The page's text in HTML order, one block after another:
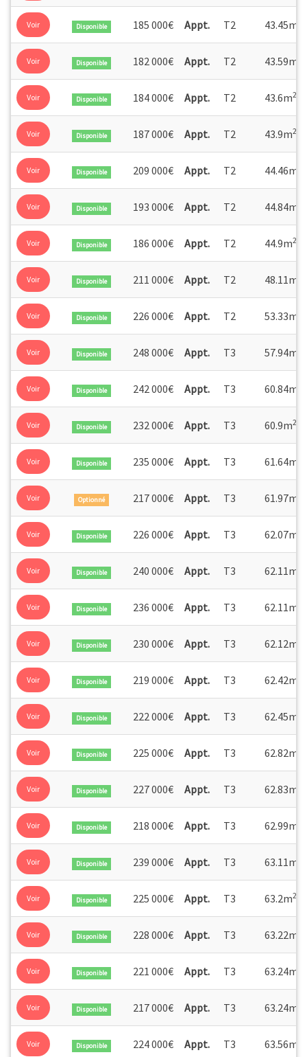
Voir Disponible 185 000€ Appt. T2 43.45m
Voir Disponible 182 000€ Appt. T2 43.59m
Voir Disponible 184 000€ Appt. T2 43.6m2
Voir Disponible 187 000€ Appt. T2 43.9m2
Voir Disponible 209 000€ Appt. T2 44.46m
Voir Disponible 193 000€ Appt. T2 44.84m
Voir Disponible 186 000€ Appt. T2 44.9m2
Voir Disponible 211 000€ Appt. T2 48.11m
Voir Disponible 226 000€ Appt. T2 53.33m
Voir Disponible 248 000€ Appt. T3 57.94m
Voir Disponible 242 000€ Appt. T3 60.84m
Voir Disponible 232 000€ Appt. T3 60.9m2
Voir Disponible 235 000€ Appt. T3 61.64m
Voir Optionné 217 000€ Appt. T3 61.97m
Voir Disponible 226 000€ Appt. T3 62.07m
Voir Disponible 240 000€ Appt. T3 62.11m
Voir Disponible 236 000€ Appt. T3 62.11m
Voir Disponible 230 000€ Appt. T3 62.12m
Voir Disponible 219 000€ Appt. T3 62.42m
Voir Disponible 222 000€ Appt. T3 62.45m
Voir Disponible 225 000€ Appt. T3 62.82m
Voir Disponible 227 000€ Appt. T3 62.83m
Voir Disponible 218 000€ Appt. T3 62.99m
Voir Disponible 239 000€ Appt. T3 63.11m
Voir Disponible 225 000€ Appt. T3 63.2m2
Voir Disponible 228 000€ Appt. T3 63.22m
Voir Disponible 221 000€ Appt. T3 63.24m
Voir Disponible 217 000€ Appt. T3 63.24m
Voir Disponible 224 000€ Appt. T3 63.56m